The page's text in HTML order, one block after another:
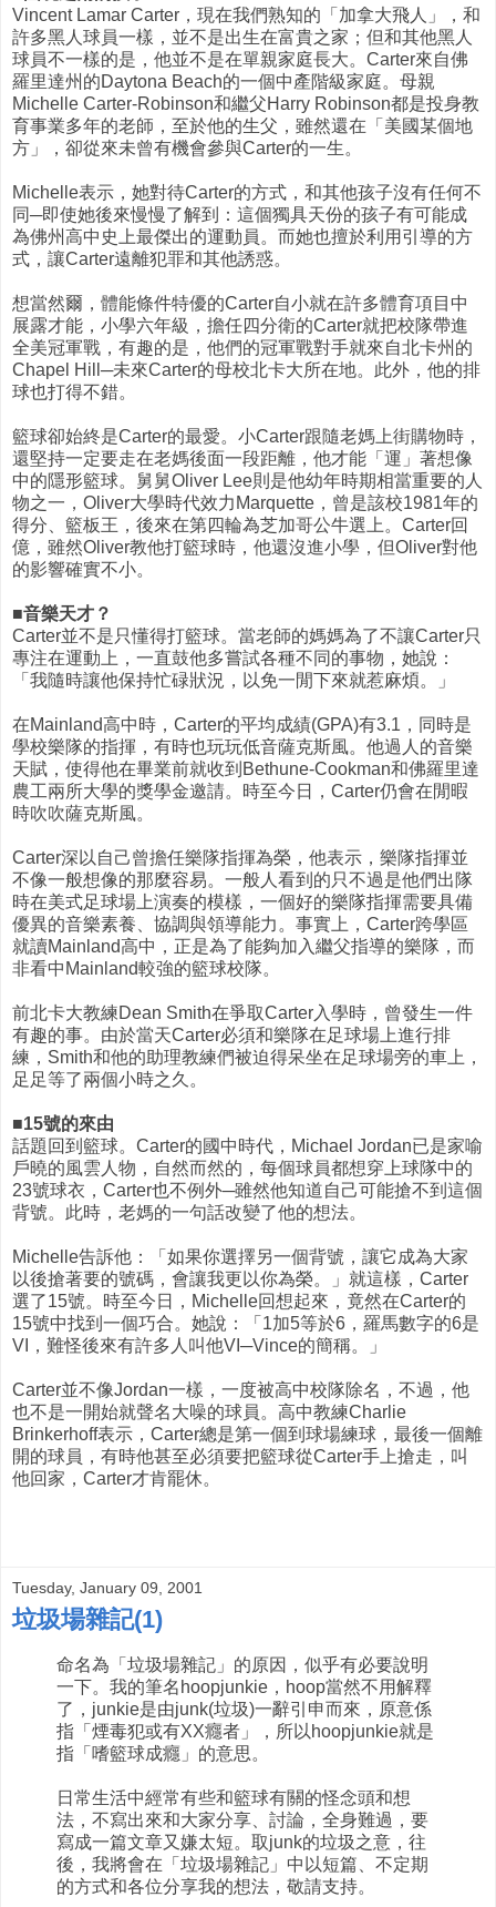
Vincent Lamar Carter，現在我們熟知的「加拿大飛人」，和
許多黑人球員一樣，並不是出生在富貴之家；但和其他黑人
球員不一樣的是，他並不是在單親家庭長大。Carter來自佛
羅里達州的Daytona Beach的一個中產階級家庭。母親
Michelle Carter-Robinson和繼父Harry Robinson都是投身教
育事業多年的老師，至於他的生父，雖然還在「美國某個地
方」，卻從來未曾有機會參與Carter的一生。
Michelle表示，她對待Carter的方式，和其他孩子沒有任何不
同─即使她後來慢慢了解到：這個獨具天份的孩子有可能成
為佛州高中史上最傑出的運動員。而她也擅於利用引導的方
式，讓Carter遠離犯罪和其他誘惑。
想當然爾，體能條件特優的Carter自小就在許多體育項目中
展露才能，小學六年級，擔任四分衛的Carter就把校隊帶進
全美冠軍戰，有趣的是，他們的冠軍戰對手就來自北卡州的
Chapel Hill─未來Carter的母校北卡大所在地。此外，他的排
球也打得不錯。
籃球卻始終是Carter的最愛。小Carter跟隨老媽上街購物時，
還堅持一定要走在老媽後面一段距離，他才能「運」著想像
中的隱形籃球。舅舅Oliver Lee則是他幼年時期相當重要的人
物之一，Oliver大學時代效力Marquette，曾是該校1981年的
得分、籃板王，後來在第四輪為芝加哥公牛選上。Carter回
億，雖然Oliver教他打籃球時，他還沒進小學，但Oliver對他
的影響確實不小。
■音樂天才？
Carter並不是只懂得打籃球。當老師的媽媽為了不讓Carter只
專注在運動上，一直鼓他多嘗試各種不同的事物，她說：
「我隨時讓他保持忙碌狀況，以免一閒下來就惹麻煩。」
在Mainland高中時，Carter的平均成績(GPA)有3.1，同時是
學校樂隊的指揮，有時也玩玩低音薩克斯風。他過人的音樂
天賦，使得他在畢業前就收到Bethune-Cookman和佛羅里達
農工兩所大學的獎學金邀請。時至今日，Carter仍會在閒暇
時吹吹薩克斯風。
Carter深以自己曾擔任樂隊指揮為榮，他表示，樂隊指揮並
不像一般想像的那麼容易。一般人看到的只不過是他們出隊
時在美式足球場上演奏的模樣，一個好的樂隊指揮需要具備
優異的音樂素養、協調與領導能力。事實上，Carter跨學區
就讀Mainland高中，正是為了能夠加入繼父指導的樂隊，而
非看中Mainland較強的籃球校隊。
前北卡大教練Dean Smith在爭取Carter入學時，曾發生一件
有趣的事。由於當天Carter必須和樂隊在足球場上進行排
練，Smith和他的助理教練們被迫得呆坐在足球場旁的車上，
足足等了兩個小時之久。
■15號的來由
話題回到籃球。Carter的國中時代，Michael Jordan已是家喻
戶曉的風雲人物，自然而然的，每個球員都想穿上球隊中的
23號球衣，Carter也不例外─雖然他知道自己可能搶不到這個
背號。此時，老媽的一句話改變了他的想法。
Michelle告訴他：「如果你選擇另一個背號，讓它成為大家
以後搶著要的號碼，會讓我更以你為榮。」就這樣，Carter
選了15號。時至今日，Michelle回想起來，竟然在Carter的
15號中找到一個巧合。她說：「1加5等於6，羅馬數字的6是
VI，難怪後來有許多人叫他VI─Vince的簡稱。」
Carter並不像Jordan一樣，一度被高中校隊除名，不過，他
也不是一開始就聲名大噪的球員。高中教練Charlie
Brinkerhoff表示，Carter總是第一個到球場練球，最後一個離
開的球員，有時他甚至必須要把籃球從Carter手上搶走，叫
他回家，Carter才肯罷休。
Tuesday, January 09, 2001
垃圾場雜記(1)
命名為「垃圾場雜記」的原因，似乎有必要說明
一下。我的筆名hoopjunkie，hoop當然不用解釋
了，junkie是由junk(垃圾)一辭引申而來，原意係
指「煙毒犯或有XX癮者」，所以hoopjunkie就是
指「嗜籃球成癮」的意思。
日常生活中經常有些和籃球有關的怪念頭和想
法，不寫出來和大家分享、討論，全身難過，要
寫成一篇文章又嫌太短。取junk的垃圾之意，往
後，我將會在「垃圾場雜記」中以短篇、不定期
的方式和各位分享我的想法，敬請支持。